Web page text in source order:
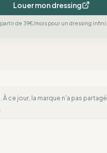
Louer mon dressing
partir de 39€/mois pour un dressing infini.
ce jour, la marque n'a pas partagé